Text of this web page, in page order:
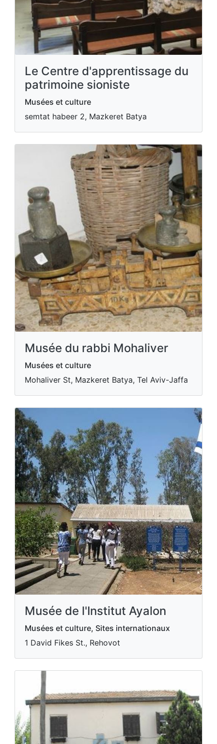
Le Centre d'apprentissage du
patrimoine sioniste
Musées et culture
semtat habeer 2, Mazkeret Batya
Musée du rabbi Mohaliver
Musées et culture
Mohaliver St, Mazkeret Batya, Tel Aviv-Jaffa
Musée de l'Institut Ayalon
Musées et culture, Sites internationaux
1 David Fikes St., Rehovot